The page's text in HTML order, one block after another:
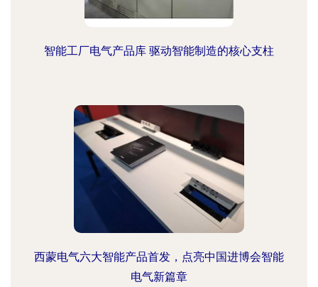
智能工厂电气产品库 驱动智能制造的核心支柱
西蒙电气六大智能产品首发，点亮中国进博会智能
电气新篇章